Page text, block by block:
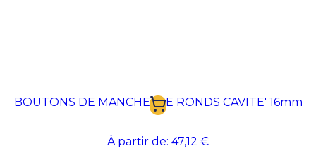
BOUTONS DE MANCHETTE RONDS CAVITE' 16mm
À partir de: 47,12 €